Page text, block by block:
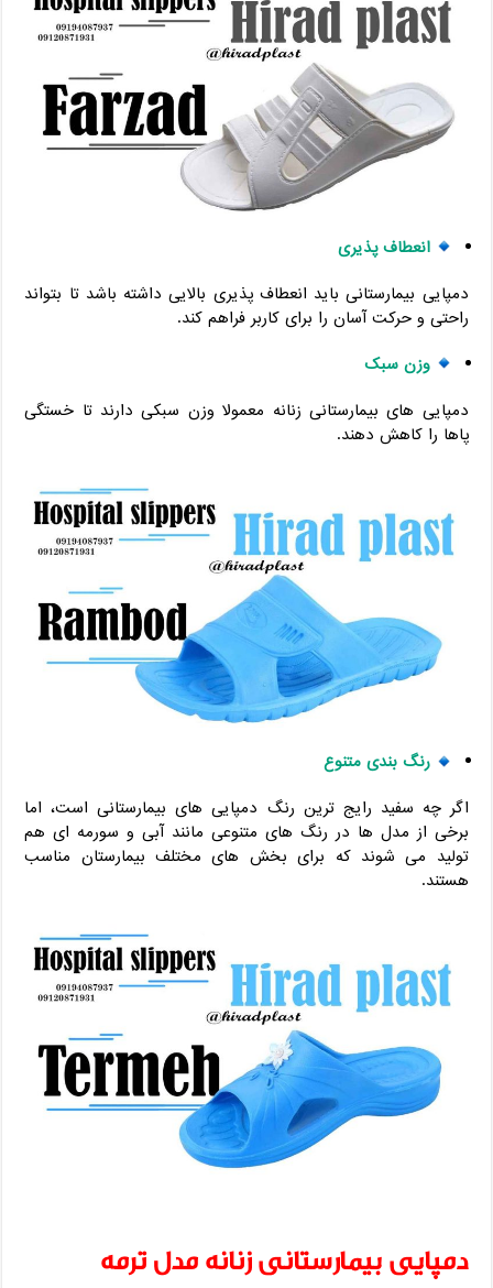
انعطاف پذیری
دمپایی بیمارستانی باید انعطاف پذیری بالایی داشته باشد تا بتواند
راحتی و حرکت آسان را برای کاربر فراهم کند.
وزن سبک
دمپایی های بیمارستانی زنانه معمولا وزن سبکی دارند تا خستگی
پاها را کاهش دهند.
رنگ بندی متنوع
اگر چه سفید رایج ترین رنگ دمپایی های بیمارستانی است، اما
برخی از مدل ها در رنگ های متنوعی مانند آبی و سورمه ای هم
تولید می شوند که برای بخش های مختلف بیمارستان مناسب
هستند.
دمپایی بیمارستانی زنانه مدل ترمه